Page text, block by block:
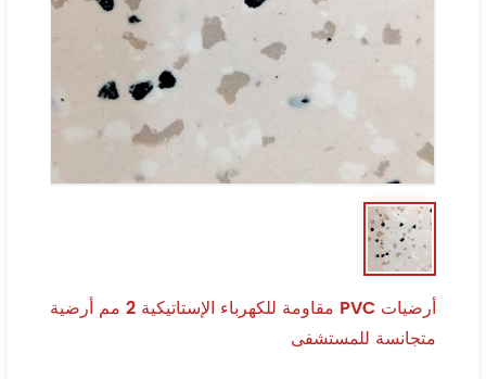
أرضيات PVC مقاومة للكهرباء الإستاتيكية 2 مم أرضية
متجانسة للمستشفى